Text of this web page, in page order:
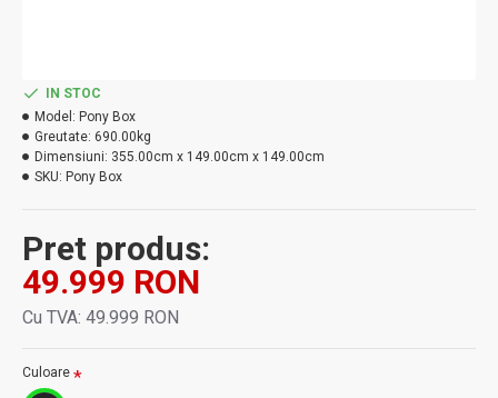
Pret produs:
49.999 RON
Cu TVA: 49.999 RON
IN STOC
Model: Pony Box
Greutate: 690.00kg
Dimensiuni: 355.00cm x 149.00cm x 149.00cm
SKU: Pony Box
Culoare